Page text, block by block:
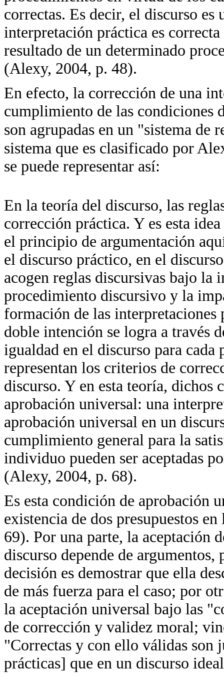
correctas. Es decir, el discurso
interpretación práctica es
resultado de un determinado
(Alexy, 2004, p. 48).
En efecto, la corrección de una
cumplimiento de las condiciones
son agrupadas en un "sistema de
sistema que es clasificado por
se puede representar así:
En la teoría del discurso, las
corrección práctica. Y es esta
el principio de argumentación
el discurso práctico, en el
acogen reglas discursivas bajo
procedimiento discursivo y la
formación de las
doble intención se logra a través
igualdad en el discurso para
representan los criterios de
discurso. Y en esta teoría, dichos
aprobación universal: una
aprobación universal en un
cumplimiento general para la
individuo pueden ser aceptadas
(Alexy, 2004, p. 68).
Es esta condición de aprobación
existencia de dos presupuestos
69). Por una parte, la aceptación
discurso depende de
decisión es demostrar que ella
de más fuerza para el caso; por
la aceptación universal bajo las
de corrección y validez moral;
"Correctas y con ello válidas son
prácticas] que en un discurso